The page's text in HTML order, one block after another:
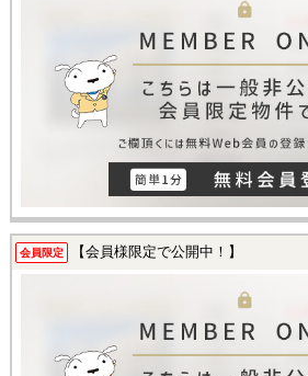
会員限定 【会員様限定で公開中！】